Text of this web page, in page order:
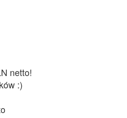
netto!
:)